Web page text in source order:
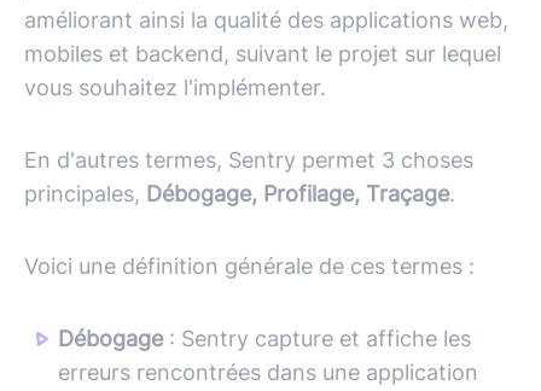
améliorant ainsi la qualité des applications web,
mobiles et backend, suivant le projet sur lequel
vous souhaitez l'implémenter.
En d'autres termes, Sentry permet 3 choses
principales, Débogage, Profilage, Traçage.
Voici une définition générale de ces termes :
Débogage: Sentry capture et affiche les
erreurs rencontrées dans une application